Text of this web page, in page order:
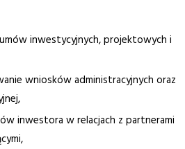
inwestycyjnych, projektowych i
wniosków administracyjnych oraz
inwestora w relacjach z partnerami